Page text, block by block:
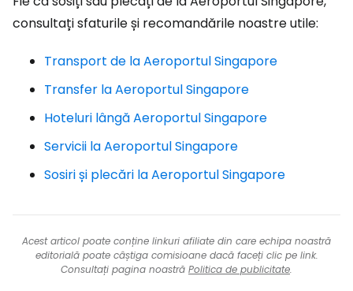
consultați sfaturile și recomandările noastre utile:
Transport de la Aeroportul Singapore
Transfer la Aeroportul Singapore
Hoteluri lângă Aeroportul Singapore
Servicii la Aeroportul Singapore
Sosiri și plecări la Aeroportul Singapore
Acest articol poate conține linkuri afiliate din care echipa noastră
editorială poate câștiga comisioane dacă faceți clic pe link.
Consultați pagina noastră Politica de publicitate.